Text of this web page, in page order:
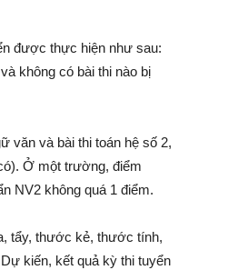
được thực hiện như sau:
không có bài thi nào bị
văn và bài thi toán hệ số 2,
Ở một trường, điểm
NV2 không quá 1 điểm.
tẩy, thước kẻ, thước tính,
kiến, kết quả kỳ thi tuyển